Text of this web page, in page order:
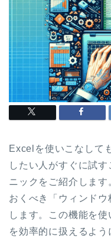
Excelを使いこなして
したい人がすぐに試
ニックをご紹介しま
おくべき「ウィンド
します。この機能を
を効率的に扱えるよう